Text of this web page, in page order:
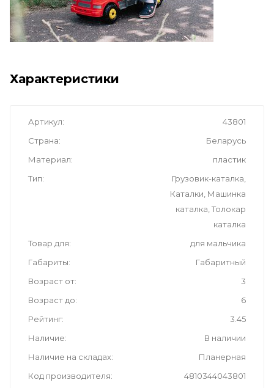
Характеристики
Артикул
43801
Страна
Беларусь
Материал
пластик
Тип
Грузовик-каталка,
Каталки, Машинка
каталка, Толокар
каталка
Товар для
для мальчика
Габариты
Габаритный
Возраст от
3
Возраст до
6
Рейтинг
3.45
Наличие
В наличии
Наличие на складах
Планерная
Код производителя
4810344043801